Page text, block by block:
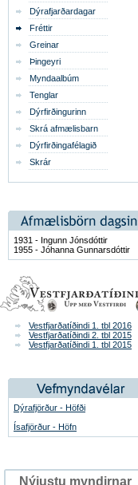
Dýrafjarðardagar
Fréttir
Greinar
Þingeyri
Myndaalbúm
Tenglar
Dýrfirðingurinn
Skrá afmælisbarn
Dýrfirðingafélagið
Skrár
1931 - Ingunn Jónsdóttir
1955 - Jóhanna Gunnarsdóttir
Vestfjarðatíðindi 1. tbl 2016
Vestfjarðatíðindi 2. tbl 2015
Vestfjarðatíðindi 1. tbl 2015
Dýrafjörður - Höfði
Ísafjörður - Höfn
Nýjustu myndirnar